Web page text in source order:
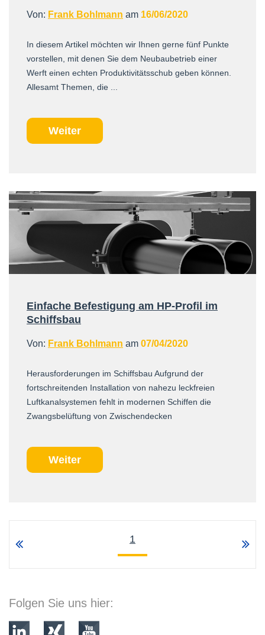
Von: Frank Bohlmann am 16/06/2020
In diesem Artikel möchten wir Ihnen gerne fünf Punkte
vorstellen, mit denen Sie dem Neubaubetrieb einer
Werft einen echten Produktivitätsschub geben können.
Allesamt Themen, die ...
Weiter
Einfache Befestigung am HP-Profil im
Schiffsbau
Von: Frank Bohlmann am 07/04/2020
Herausforderungen im Schiffsbau Aufgrund der
fortschreitenden Installation von nahezu leckfreien
Luftkanalsystemen fehlt in modernen Schiffen die
Zwangsbelüftung von Zwischendecken
Weiter
1
Folgen Sie uns hier: